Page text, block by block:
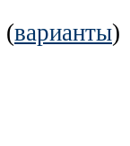
(варианты)